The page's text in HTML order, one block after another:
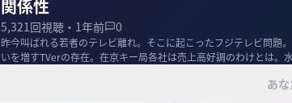
関係性
5,321回視聴・ 1年前 0
昨今叫ばれる若者のテレビ離れ。そこに起こったフジテレビ問題
いを増すTVerの存在。在京キー局各社は売上高好調のわけとは。
あ